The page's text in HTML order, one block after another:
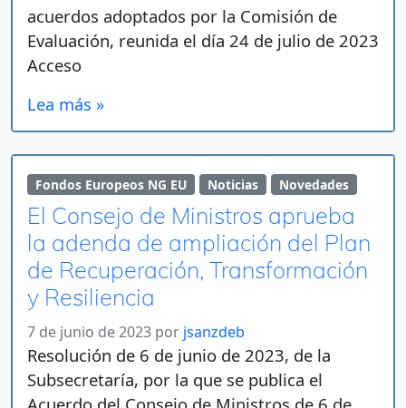
acuerdos adoptados por la Comisión de
Evaluación, reunida el día 24 de julio de 2023
Acceso
Lea más »
Fondos Europeos NG EU Noticias Novedades
El Consejo de Ministros aprueba
la adenda de ampliación del Plan
de Recuperación, Transformación
y Resiliencia
7 de junio de 2023 por jsanzdeb
Resolución de 6 de junio de 2023, de la
Subsecretaría, por la que se publica el